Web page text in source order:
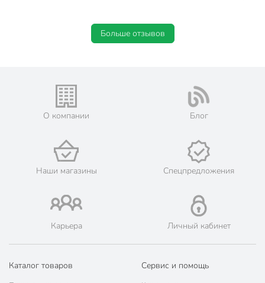
Особенности ручки
белый
тонкий
Артикул производителя
Y6-10268
Вес в упаковке
200 г
Габариты упаковки
4 x 16 x 25 см
Больше отзывов
О компании Блог
Наши магазины Спецпредложения
Карьера Личный кабинет
Каталог товаров Сервис и помощь